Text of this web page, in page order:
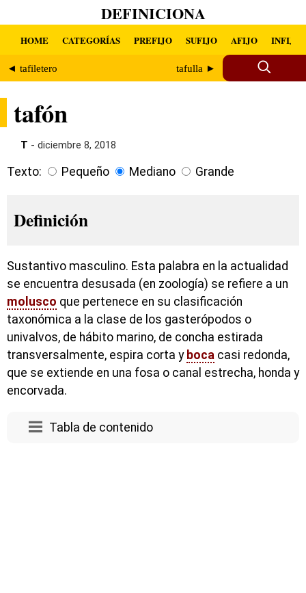
DEFINICIONA
HOME CATEGORÍAS PREFIJO SUFIJO AFIJO INFIJO
◄ tafiletero tafulla ►
tafón
T - diciembre 8, 2018
Texto: Pequeño Mediano Grande
Definición
Sustantivo masculino. Esta palabra en la actualidad
se encuentra desusada (en zoología) se refiere a un
molusco que pertenece en su clasificación
taxonómica a la clase de los gasterópodos o
univalvos, de hábito marino, de concha estirada
transversalmente, espira corta y boca casi redonda,
que se extiende en una fosa o canal estrecha, honda y
encorvada.
Tabla de contenido